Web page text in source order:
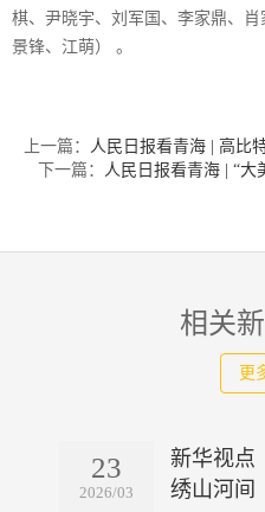
棋、尹晓宇、刘军国、李家鼎、
景锋、江萌） 。
上一篇：
人民日报看青海 | 高比
下一篇：
人民日报看青海 | “大
相关
更
23
2026/03
新华视点
绣山河间